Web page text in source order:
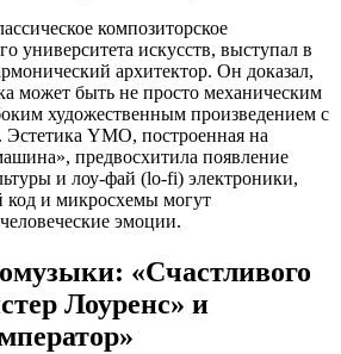
композиторское
университета искусств, выступал в
архитектор. Он доказал,
может быть не просто механическим
художественным произведением с
YMO, построенная на
предвосхитила появление
и лоу-фай (lo-fi) электроники,
код и микросхемы могут
эмоции.
«Счастливого
Лоуренс» и